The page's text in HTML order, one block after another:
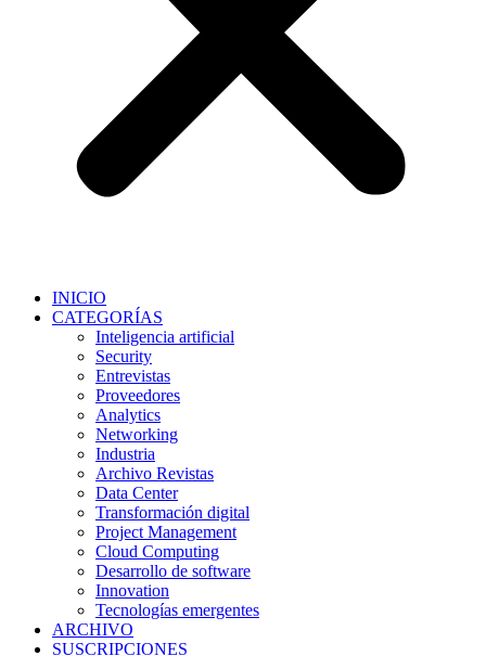
INICIO
CATEGORÍAS
Inteligencia artificial
Security
Entrevistas
Proveedores
Analytics
Networking
Industria
Archivo Revistas
Data Center
Transformación digital
Project Management
Cloud Computing
Desarrollo de software
Innovation
Tecnologías emergentes
ARCHIVO
SUSCRIPCIONES